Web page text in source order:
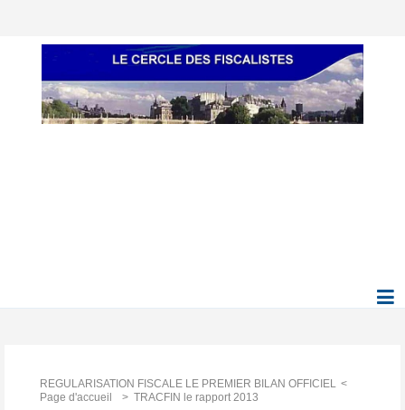
REGULARISATION FISCALE LE PREMIER BILAN OFFICIEL
Page d'accueil
TRACFIN le rapport 2013